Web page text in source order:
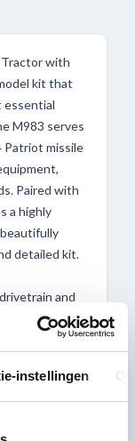
instellingen
with
kit that
essential
M983 serves
Patriot missile
Paired with
a highly
detailed kit.
and
both
tires
you the
is